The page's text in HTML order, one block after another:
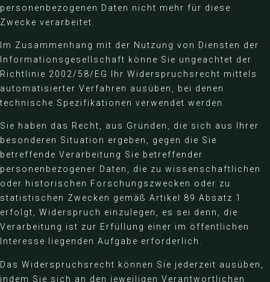
personenbezogenen Daten nicht mehr für diese
Zwecke verarbeitet.
Im Zusammenhang mit der Nutzung von Diensten der
Informationsgesellschaft könne Sie ungeachtet der
Richtlinie 2002/58/EG Ihr Widerspruchsrecht mittels
automatisierter Verfahren ausüben, bei denen
technische Spezifikationen verwendet werden.
Sie haben das Recht, aus Gründen, die sich aus Ihrer
besonderen Situation ergeben, gegen die Sie
betreffende Verarbeitung Sie betreffender
personenbezogener Daten, die zu wissenschaftlichen
oder historischen Forschungszwecken oder zu
statistischen Zwecken gemäß Artikel 89 Absatz 1
erfolgt, Widerspruch einzulegen, es sei denn, die
Verarbeitung ist zur Erfüllung einer im öffentlichen
Interesse liegenden Aufgabe erforderlich.
Das Widerspruchsrecht können Sie jederzeit ausüben,
indem Sie sich an den jeweiligen Verantwortlichen